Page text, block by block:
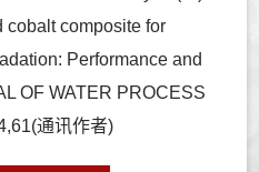
cobalt composite for
Performance and
OF WATER PROCESS
通讯作者)